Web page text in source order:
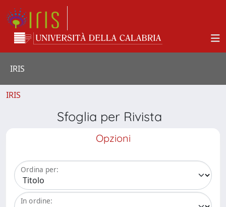
IRIS
IRIS
Sfoglia per Rivista
Opzioni
Ordina per:
In ordine: